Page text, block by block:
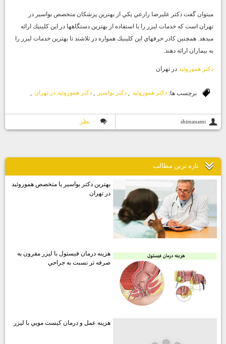
ميتوان گفت دكتر عليرضا زارعي يكي از بهترين پزشكان متخصص بواسير در
تهران است كه خدمات ليزر را با استفاده از بهترين دستگاهها در اين كلينيك ارائه
ميدهد. همچنين كادر حرفهاي اين كلينيك همواره در تلاشند تا بهترين خدمات ليزر را
به بيماران ارائه دهند.
دكتر هموروئيد در تهران
برچسب ها: دكتر هموروئيد دكتر بواسير دكتر هموروئيد در تهران
shimanami ۰ نظر
تازه ترين مطالب
بهترين دكتر بواسير يا متخصص هموروئيد
در تهران
هزينه درمان فيستول با ليزر مقرون به
صرفه تر نسبت به جراحي
هزينه عمل و درمان كيست مويي با ليزر